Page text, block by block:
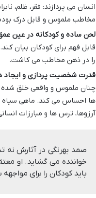
انسان می پردازند: فقر، ظلم،
مخاطب ملموس و قابل درک
لحن ساده و کودکانه در عین
قابل فهم برای کودکان بیان
را در ذهن مخاطب می کاشت.
قدرت شخصیت پردازی و ایجاد
چنان ملموس و واقعی خلق شده
ها احساس می کند. ماهی سیاه
آرزوها، ترس ها و مبارزات
صمد بهرنگی در آثارش نه
خواننده می گشاید. او
باید کودکان را برای